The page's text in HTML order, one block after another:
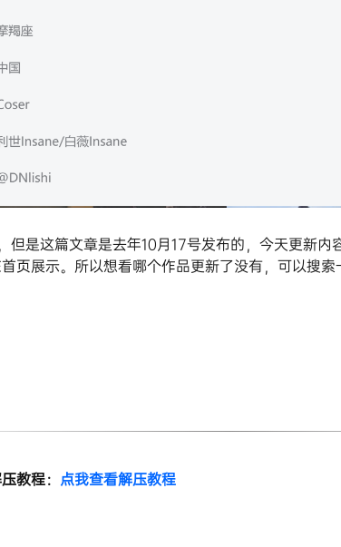
但是这篇文章是去年10月17号发布的，今天更新内
页展示。所以想看哪个作品更新了没有，可以搜索
教程： 点我查看解压教程